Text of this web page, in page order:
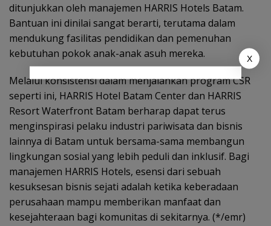
ditunjukkan oleh manajemen HARRIS Hotels Batam.
Bantuan ini dinilai sangat berarti, terutama dalam
mendukung fasilitas pendidikan dan pemenuhan
kebutuhan pokok anak-anak asuh mereka.
Melalui konsistensi dalam menjalankan program CSR
seperti ini, HARRIS Hotel Batam Center dan HARRIS
Resort Waterfront Batam berharap dapat terus
menginspirasi pelaku industri pariwisata dan bisnis
lainnya di Batam untuk bersama-sama membangun
lingkungan sosial yang lebih peduli dan inklusif. Bagi
manajemen HARRIS Hotels, esensi dari sebuah
kesuksesan bisnis sejati adalah ketika keberadaan
perusahaan mampu memberikan manfaat dan
kesejahteraan bagi komunitas di sekitarnya. (*/emr)
X